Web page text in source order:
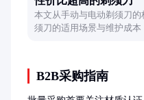
本文从手动与电动剃须刀
须刀的适用场景与维护成
B2B采购指南